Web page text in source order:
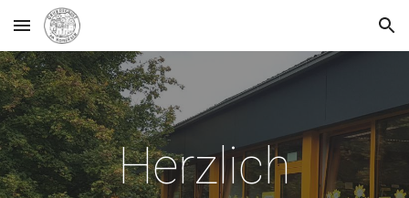
Skip to main content Skip to navigation
Herzlich